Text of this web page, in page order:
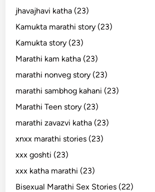
jhavajhavi katha (23)
Kamukta marathi story (23)
Kamukta story (23)
Marathi kam katha (23)
marathi nonveg story (23)
marathi sambhog kahani (23)
Marathi Teen story (23)
marathi zavazvi katha (23)
xnxx marathi stories (23)
xxx goshti (23)
xxx katha marathi (23)
Bisexual Marathi Sex Stories (22)